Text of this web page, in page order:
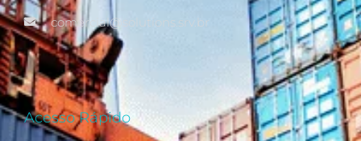
comercial@solutions.srv.br
Acesso Rápido